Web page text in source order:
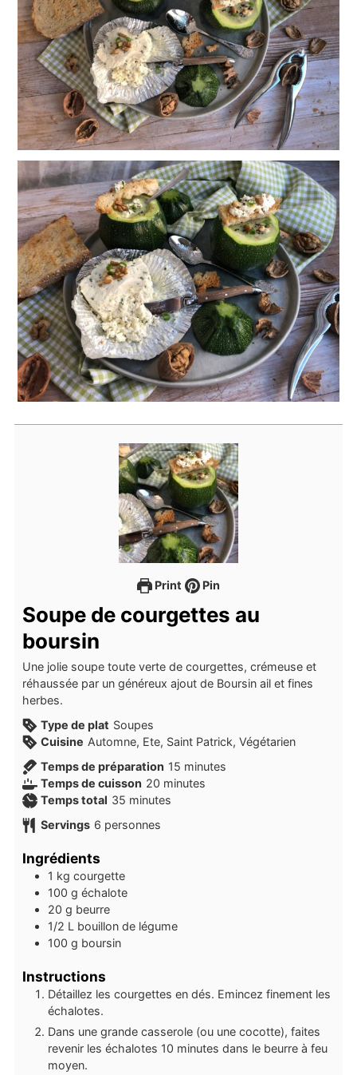
Print Pin
Soupe de courgettes au
boursin
Une jolie soupe toute verte de courgettes, crémeuse et
réhaussée par un généreux ajout de Boursin ail et fines
herbes.
Type de plat Soupes
Cuisine Automne, Ete, Saint Patrick, Végétarien
Temps de préparation 15 minutes
minutes
Temps de cuisson 20 minutes
minutes
Temps total 35 minutes
minutes
Servings 6 personnes
Ingrédients
1 kg courgette
100 g échalote
20 g beurre
1/2 L bouillon de légume
100 g boursin
Instructions
Détaillez les courgettes en dés. Emincez finement les
échalotes.
Dans une grande casserole (ou une cocotte), faites
revenir les échalotes 10 minutes dans le beurre à feu
moyen.